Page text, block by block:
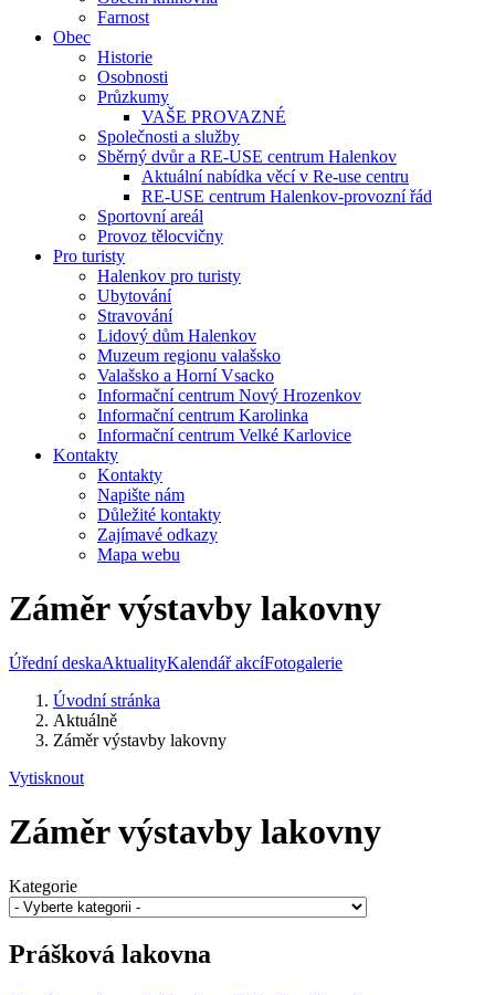
Farnost
Obec
Historie
Osobnosti
Průzkumy
VAŠE PROVAZNÉ
Společnosti a služby
Sběrný dvůr a RE-USE centrum Halenkov
Aktuální nabídka věcí v Re-use centru
RE-USE centrum Halenkov-provozní řád
Sportovní areál
Provoz tělocvičny
Pro turisty
Halenkov pro turisty
Ubytování
Stravování
Lidový dům Halenkov
Muzeum regionu valašsko
Valašsko a Horní Vsacko
Informační centrum Nový Hrozenkov
Informační centrum Karolinka
Informační centrum Velké Karlovice
Kontakty
Kontakty
Napište nám
Důležité kontakty
Zajímavé odkazy
Mapa webu
Záměr výstavby lakovny
Úřední deskaAktualityKalendář akcíFotogalerie
Úvodní stránka
Aktuálně
Záměr výstavby lakovny
Vytisknout
Záměr výstavby lakovny
Kategorie
Prášková lakovna